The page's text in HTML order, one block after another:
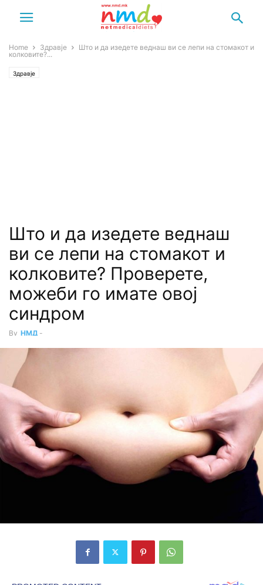
Home Здравје
Што и да изедете веднаш ви се лепи на стомакот и
колковите?...
Здравје
Што и да изедете веднаш
ви се лепи на стомакот и
колковите? Проверете,
можеби го имате овој
синдром
By НМД -